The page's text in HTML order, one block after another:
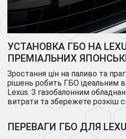
УСТАНОВКА ГБО НА
ПРЕМІАЛЬНИХ
Зростання цін на паливо та
рішень робить ГБО ідеальним
Lexus. З газобалонним
витрати та збережете розкіш
ПЕРЕВАГИ ГБО ДЛЯ